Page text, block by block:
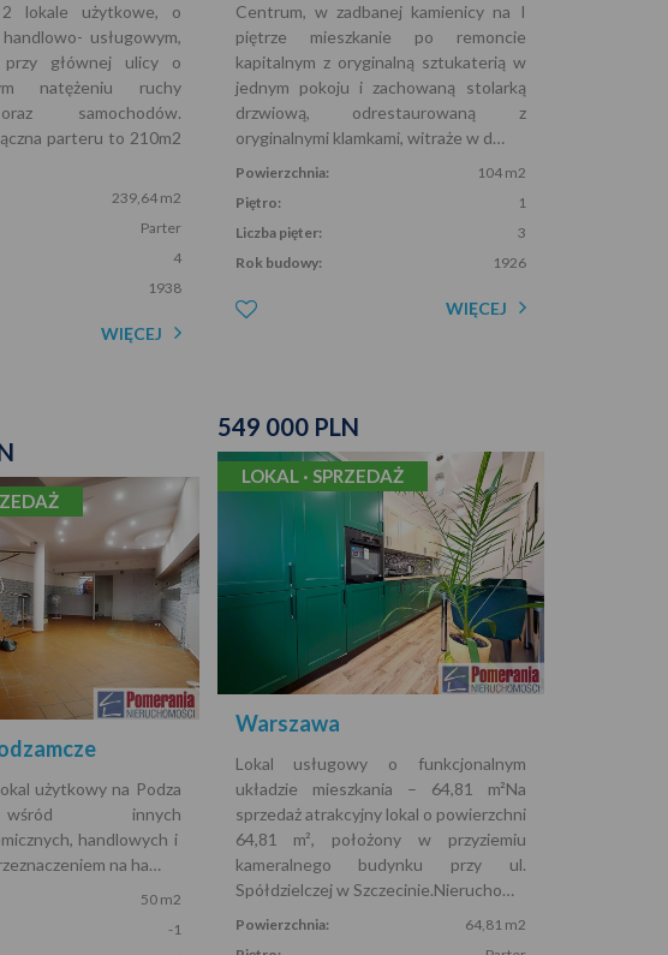
2 lokale użytkowe, o
usługowym,
przy głównej ulicy o
natężeniu ruchy
samochodów.
parteru to 210m2
239,64 m2
Parter
4
1938
WIĘCEJ
Centrum, w zadbanej kamienicy na I
piętrze mieszkanie po remoncie
kapitalnym z oryginalną sztukaterią w
jednym pokoju i zachowaną stolarką
drzwiową, odrestaurowaną z
oryginalnymi klamkami, witraże w d…
Powierzchnia:
104 m2
Piętro:
1
Liczba pięter:
3
Rok budowy:
1926
WIĘCEJ
549 000 PLN
LOKAL · SPRZEDAŻ
Warszawa
Lokal usługowy o funkcjonalnym
układzie mieszkania – 64,81 m²Na
sprzedaż atrakcyjny lokal o powierzchni
64,81 m², położony w przyziemiu
kameralnego budynku przy ul.
Spółdzielczej w Szczecinie.Nierucho…
Powierzchnia:
64,81 m2
użytkowy na Podza
innych
handlowych i
na ha…
50 m2
-1